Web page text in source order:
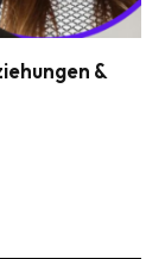
&